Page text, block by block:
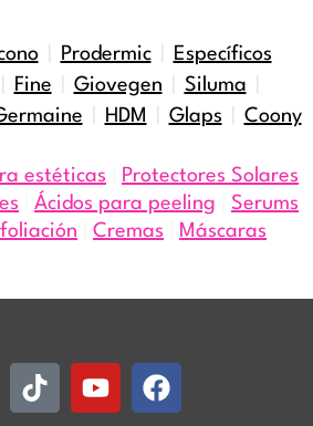
| Prodermic|
Específicos
Fine Giovegen Siluma
HDM Glaps Coony
estéticas
Protectores Solares
Ácidos para peeling
Serums
Cremas Máscaras
TiktokYoutubeFacebook